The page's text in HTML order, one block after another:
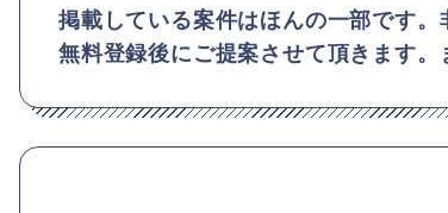
掲載している案件はほんの一部です。
無料登録後にご提案させて頂きます。